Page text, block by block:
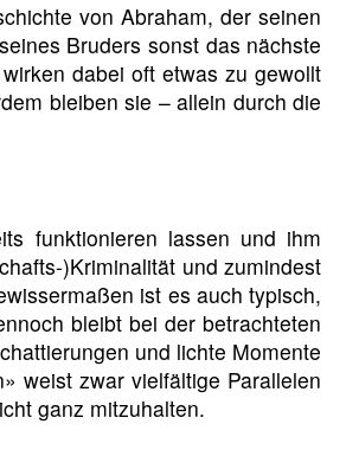
von Abraham, der seinen
Bruders sonst das nächste
dabei oft etwas zu gewollt
bleiben sie – allein durch die
funktionieren lassen und ihm
)Kriminalität und zumindest
ist es auch typisch,
bleibt bei der betrachteten
und lichte Momente
weist zwar vielfältige Parallelen
ganz mitzuhalten.